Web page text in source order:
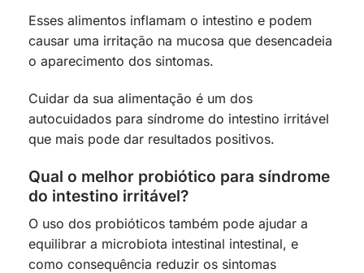
Esses alimentos inflamam o intestino e podem
causar uma irritação na mucosa que desencadeia
o aparecimento dos sintomas.
Cuidar da sua alimentação é um dos
autocuidados para síndrome do intestino irritável
que mais pode dar resultados positivos.
Qual o melhor probiótico para síndrome
do intestino irritável?
O uso dos probióticos também pode ajudar a
equilibrar a microbiota intestinal intestinal, e
como consequência reduzir os sintomas